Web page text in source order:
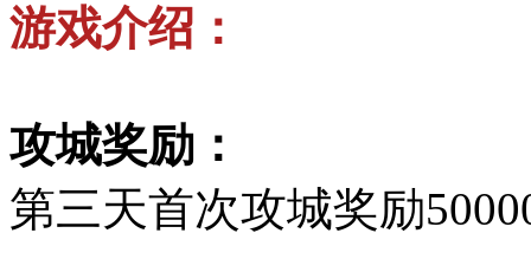
游戏介绍：
攻城奖励：
第三天首次攻城奖励